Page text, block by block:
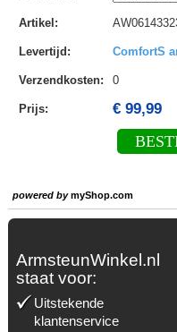
Artikel :
Levertijd : ComfortS
Verzendkosten: 0
Prijs: € 99,99
powered bymyShop.com
ArmsteunWinkel.nl
staat voor:
Uitstekende
klantenservice